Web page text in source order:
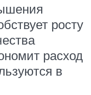
росту
расход
в